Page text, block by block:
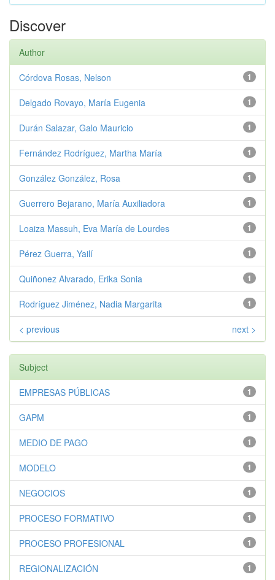
Discover
Author
1
Córdova Rosas, Nelson
1
Delgado Rovayo, María Eugenia
1
Durán Salazar, Galo Mauricio
1
Fernández Rodríguez, Martha María
1
González González, Rosa
1
Guerrero Bejarano, María Auxiliadora
1
Loaiza Massuh, Eva María de Lourdes
1
Pérez Guerra, Yailí
1
Quiñonez Alvarado, Erika Sonia
1
Rodríguez Jiménez, Nadia Margarita
< previous next >
Subject
1
EMPRESAS PÚBLICAS
1
GAPM
1
MEDIO DE PAGO
1
MODELO
1
NEGOCIOS
1
PROCESO FORMATIVO
1
PROCESO PROFESIONAL
1
REGIONALIZACIÓN